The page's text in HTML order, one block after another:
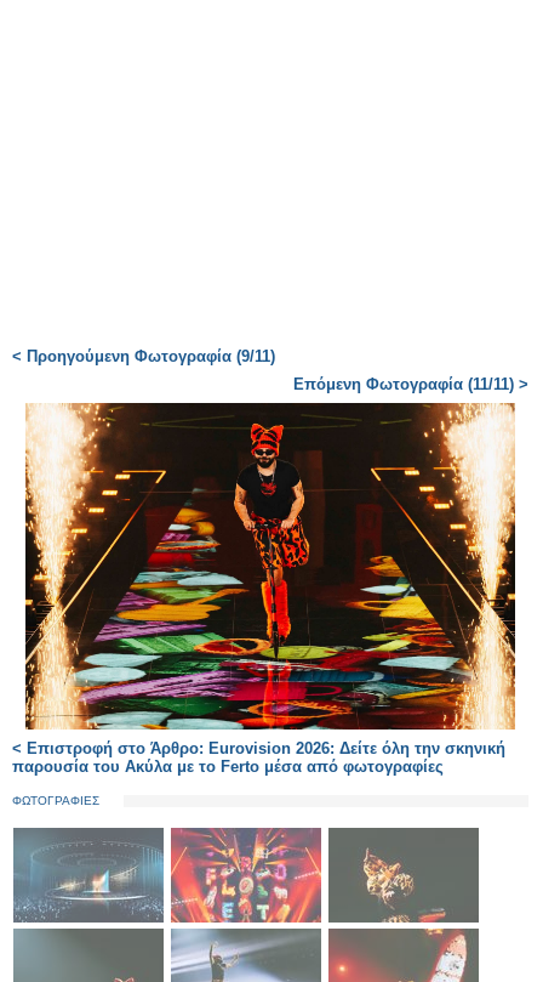
< Προηγούμενη Φωτογραφία (9/11)
Επόμενη Φωτογραφία (11/11) >
< Επιστροφή στο Άρθρο: Eurovision 2026: Δείτε όλη την σκηνική
παρουσία του Ακύλα με το Ferto μέσα από φωτογραφίες
ΦΩΤΟΓΡΑΦΙΕΣ